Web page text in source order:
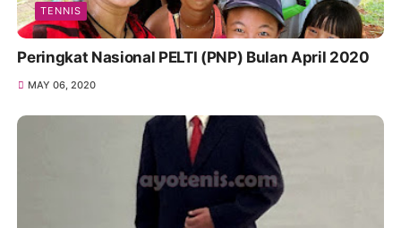
TENNIS
Peringkat Nasional PELTI (PNP) Bulan April 2020
MAY 06, 2020